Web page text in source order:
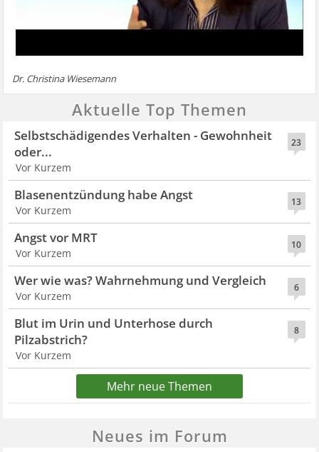
Dr. Christina Wiesemann
Aktuelle Top Themen
23
Selbstschädigendes Verhalten - Gewohnheit
oder...
Vor Kurzem
13
Blasenentzündung habe Angst
Vor Kurzem
10
Angst vor MRT
Vor Kurzem
6
Wer wie was? Wahrnehmung und Vergleich
Vor Kurzem
8
Blut im Urin und Unterhose durch
Pilzabstrich?
Vor Kurzem
Mehr neue Themen
Neues im Forum